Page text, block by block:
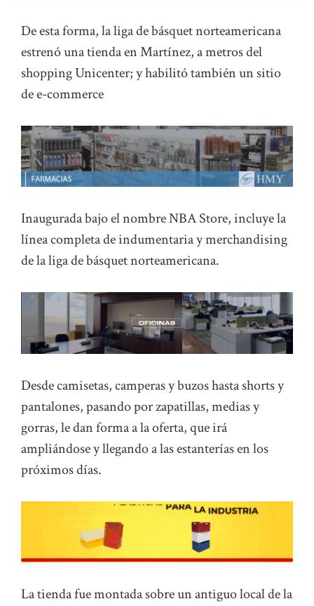
De esta forma, la liga de básquet norteamericana
estrenó una tienda en Martínez, a metros del
shopping Unicenter; y habilitó también un sitio
de e-commerce
Inaugurada bajo el nombre NBA Store, incluye la
línea completa de indumentaria y merchandising
de la liga de básquet norteamericana.
Desde camisetas, camperas y buzos hasta shorts y
pantalones, pasando por zapatillas, medias y
gorras, le dan forma a la oferta, que irá
ampliándose y llegando a las estanterías en los
próximos días.
La tienda fue montada sobre un antiguo local de la